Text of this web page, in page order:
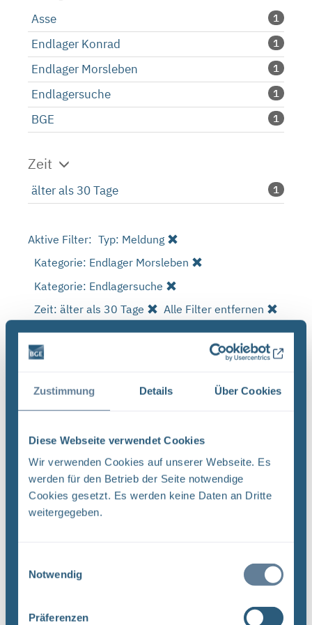
Zustimmung Details Über Cookies
Diese Webseite verwendet Cookies
Wir verwenden Cookies auf unserer Webseite. Es
werden für den Betrieb der Seite notwendige
Cookies gesetzt. Es werden keine Daten an Dritte
weitergegeben.
Notwendig
Präferenzen
Asse 1
Endlager Konrad 1
Endlager Morsleben 1
Endlagersuche 1
BGE 1
Zeit
älter als 30 Tage 1
Aktive Filter: Typ: Meldung
Kategorie: Endlager Morsleben
Kategorie: Endlagersuche
Zeit: älter als 30 Tage
Alle Filter entfernen
Es wurde 1 Ergebnis in 1 Millisekunden gefunden.
Zeige Ergebnisse 1 bis 1 von 1.
Ergebnisse pro Seite:
Sortieren nach
Neugier, Skepsis, Verständnis und viele Fragen
Unterlagenbehörde und dem Bundesamt für
Strahlenschutz (BfS) hat die Bundesgesellschaft